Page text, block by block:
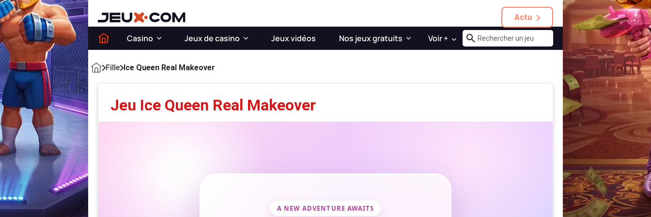
Actu
Casino Jeux de casino Jeux vidéos Nos jeux gratuits Voir +
Fille Ice Queen Real Makeover
Jeu Ice Queen Real Makeover